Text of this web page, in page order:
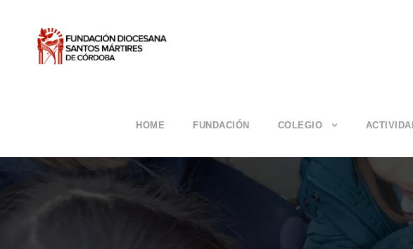
HOME FUNDACIÓN COLEGIO